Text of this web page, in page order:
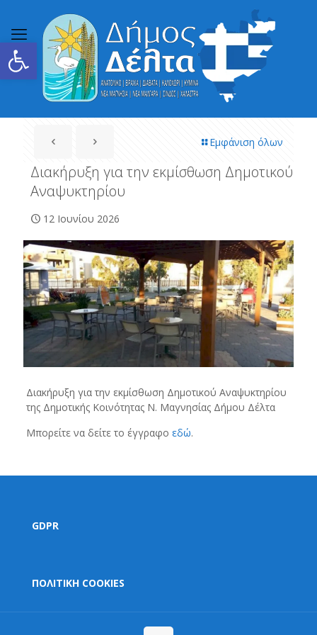
Ανοίξτε τη γραμμή εργαλείων
Εμφάνιση όλων
Διακήρυξη για την εκμίσθωση Δημοτικού
Αναψυκτηρίου
12 Ιουνίου 2026
Διακήρυξη για την εκμίσθωση Δημοτικού Αναψυκτηρίου
της Δημοτικής Κοινότητας Ν. Μαγνησίας Δήμου Δέλτα
Μπορείτε να δείτε το έγγραφο εδώ.
GDPR
ΠΟΛΙΤΙΚΗ COOKIES